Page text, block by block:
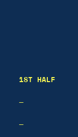
1ST HALF
—
—